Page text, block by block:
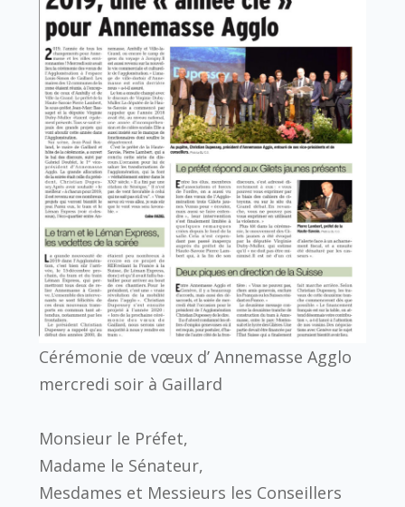
Cérémonie de vœux d’ Annemasse Agglo
mercredi soir à Gaillard
Monsieur le Préfet,
Madame le Sénateur,
Mesdames et Messieurs les Conseillers